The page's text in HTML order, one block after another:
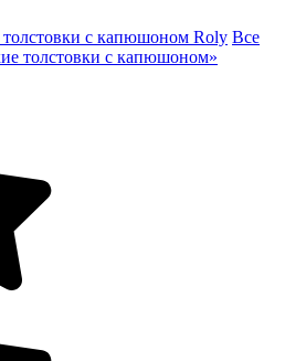
с капюшоном Roly Все
толстовки с капюшоном»